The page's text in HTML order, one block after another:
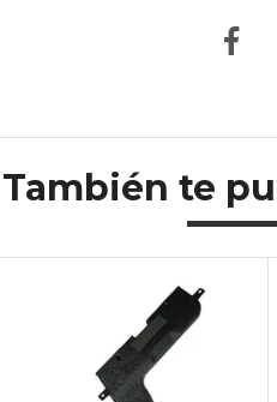
También te